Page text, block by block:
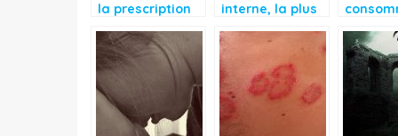
la prescription
à la notice
avant le
traitement?
interne, la plus
toxine